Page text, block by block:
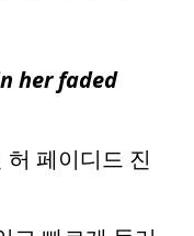
her faded
페이디드 진